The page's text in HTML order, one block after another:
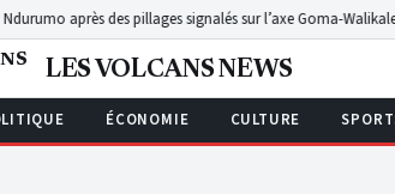
après des pillages signalés sur l’axe Goma-Walikale
ÉCONOMIE CULTURE
LES VOLCANS NEWS